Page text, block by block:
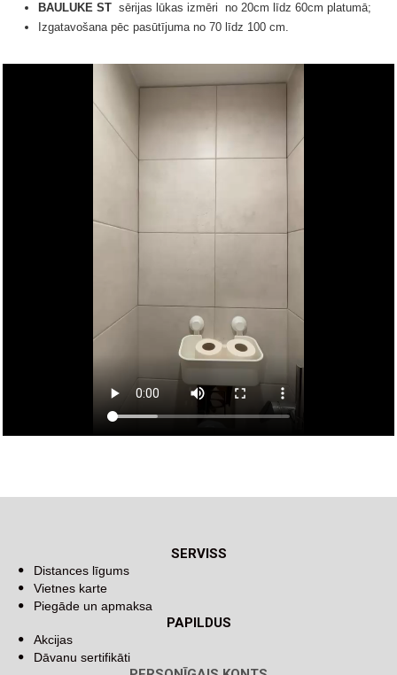
BAULUKE ST sērijas lūkas izmēri no 20cm līdz 60cm platumā;
Izgatavošana pēc pasūtījuma no 70 līdz 100 cm.
SERVISS
Distances līgums
Vietnes karte
Piegāde un apmaksa
PAPILDUS
Akcijas
Dāvanu sertifikāti